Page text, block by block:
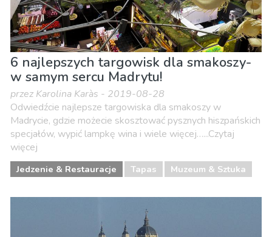
6 najlepszych targowisk dla smakoszy-
w samym sercu Madrytu!
przez Karolina Karàs - 2019-08-28
Odwiedźcie najlepsze targowiska dla smakoszy w
Madrycie, gdzie możecie skosztować pysznych hiszpańskich
specjałów, wypić lampkę wina i wiele więcej…...Czytaj
więcej
Jedzenie & Restauracje Tapas Muzeum & Sztuka